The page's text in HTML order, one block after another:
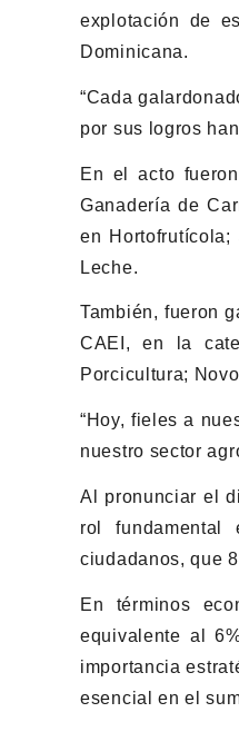
explotación de
Dominicana.
“Cada
por sus logros
En el acto
Ganadería de
en
Leche.
También, fueron
CAEI, en la
Porcicultura;
“Hoy, fieles a
nuestro sector
Al pronunciar el
rol
ciudadanos, que
En términos
equivalente al
importancia
esencial en el